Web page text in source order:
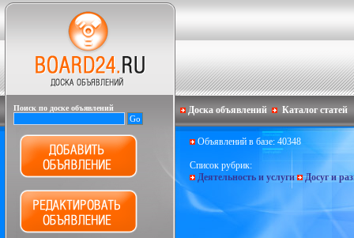
Поиск по доске объявлений Доска объявлений Каталог статей
Объявлений в базе: 40348
Список рубрик:
Деятельность и услуги
Досуг и